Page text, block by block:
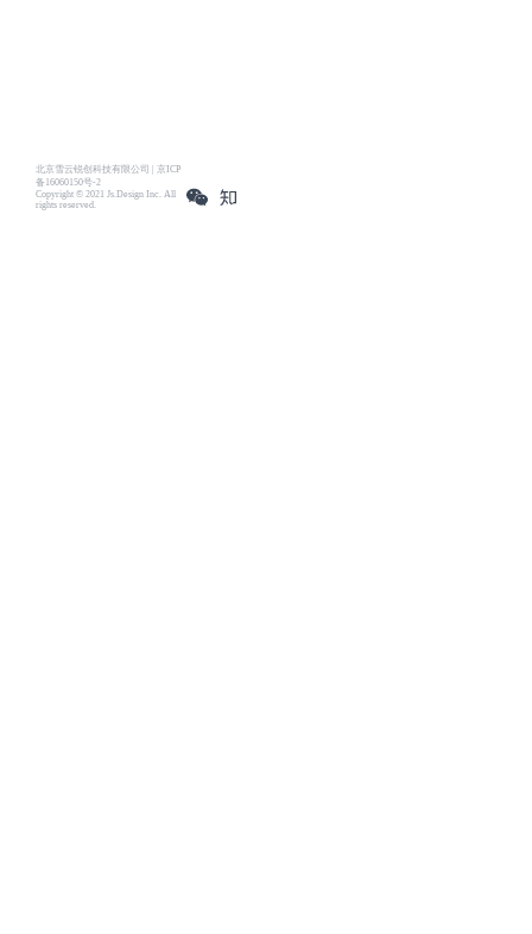
北京雪云锐创科技有限公司 | 京ICP
备16060150号-2
Copyright © 2021 Js.Design Inc. All
rights reserved.